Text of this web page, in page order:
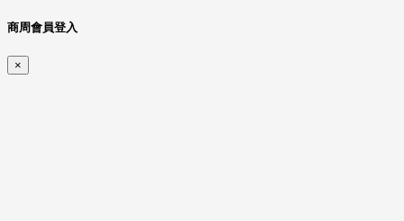
商周會員登入
×